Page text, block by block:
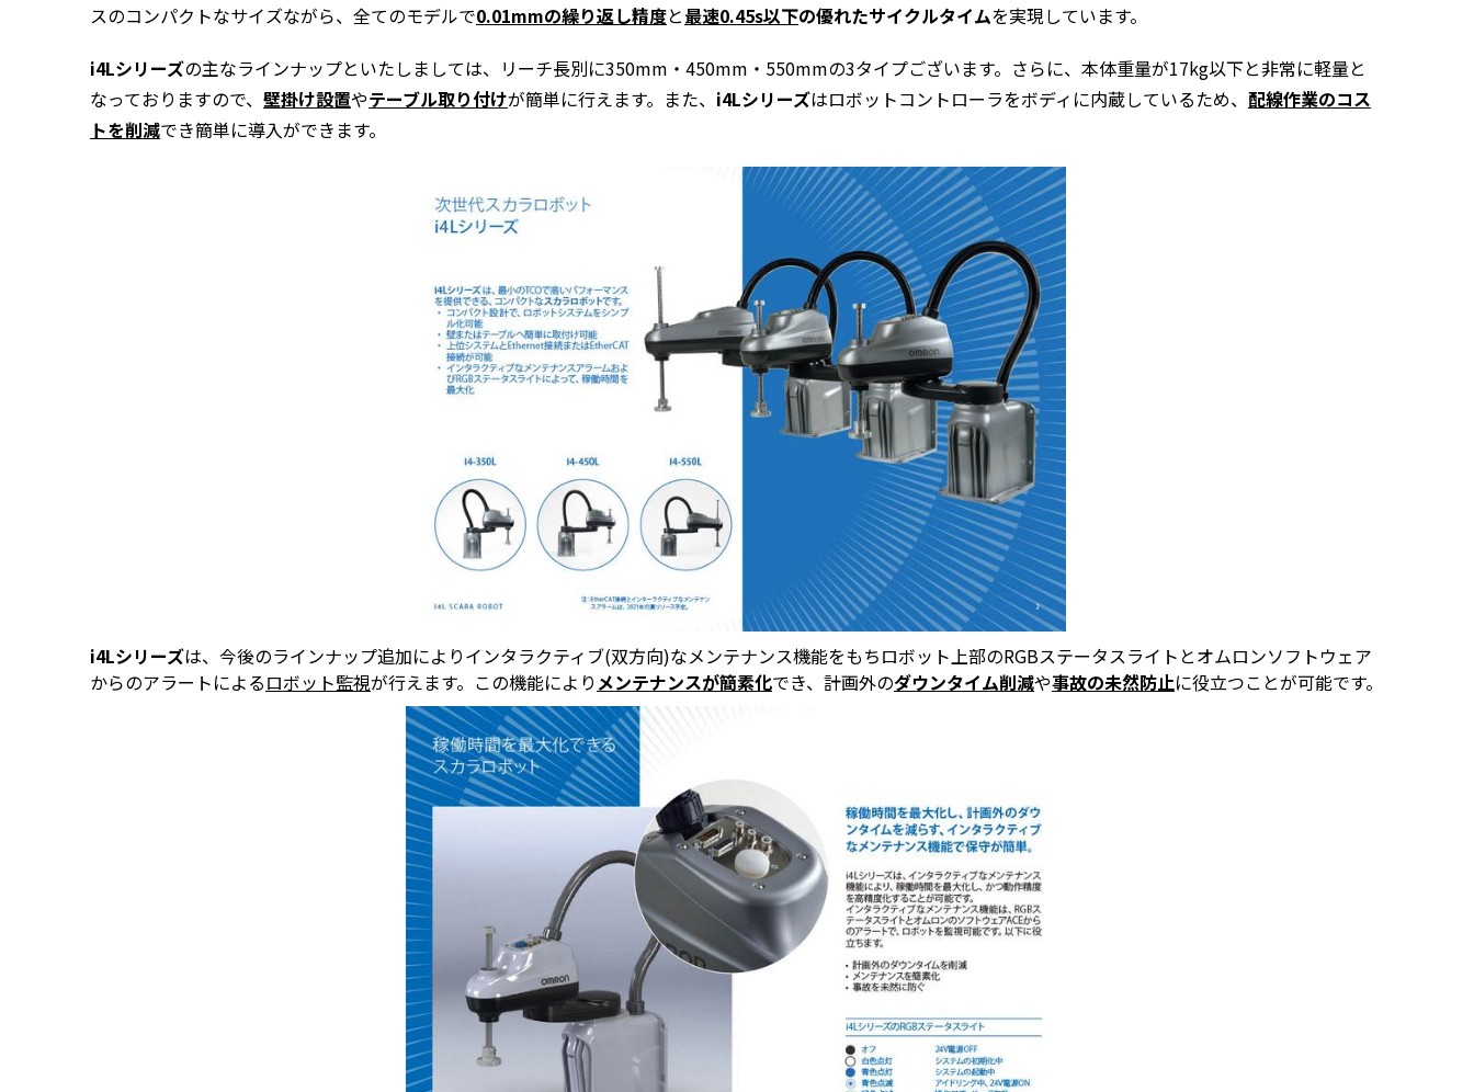
スのコンパクトなサイズながら、全てのモデルで0.01mmの繰り返し精度と最速0.45s以下の優れたサイクルタイムを実現しています。
i4Lシリーズの主なラインナップといたしましては、リーチ長別に350mm ・ 450mm ・ 550mmの3タイプございます。さらに、本体重量が17kg以下と非常に軽量と
なっておりますので、 壁掛け設置やテーブル取り付けが簡単に行えます。また、 i4Lシリーズはロボットコントローラをボディに内蔵しているため、 配線作業のコス
トを削減でき簡単に導入ができます。
i4Lシリーズは、今後のラインナップ追加によりインタラクティブ(双方向)なメンテナンス機能をもちロボット上部のRGBステータスライトとオムロンソフトウェア
からのアラートによるロボット監視が行えます。この機能により メンテナンスが簡素化でき、計画外のダウンタイム削減や事故の未然防止に役立つことが可能です。